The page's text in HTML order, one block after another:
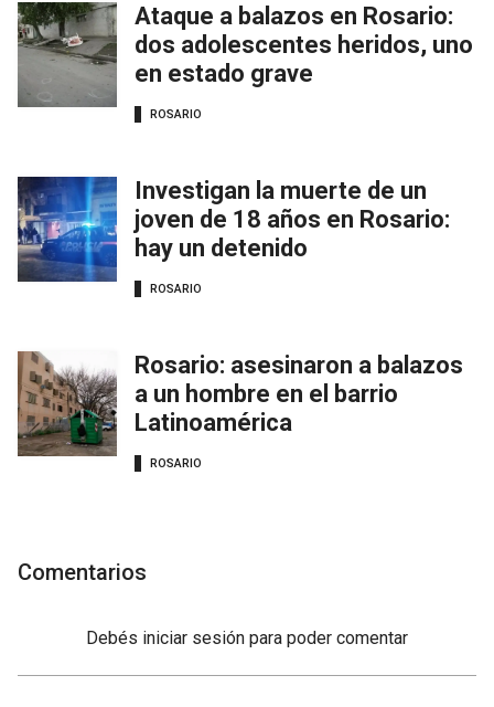
Ataque a balazos en Rosario:
dos adolescentes heridos, uno
en estado grave
ROSARIO
Investigan la muerte de un
joven de 18 años en Rosario:
hay un detenido
ROSARIO
Rosario: asesinaron a balazos
a un hombre en el barrio
Latinoamérica
ROSARIO
Comentarios
Debés iniciar sesión para poder comentar